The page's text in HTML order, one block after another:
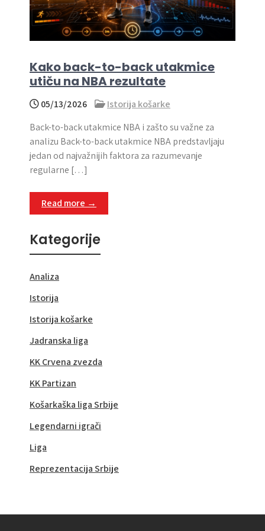
Kako back-to-back utakmice
utiču na NBA rezultate
05/13/2026
Istorija košarke
Back-to-back utakmice NBA i zašto su važne za
analizu Back-to-back utakmice NBA predstavljaju
jedan od najvažnijih faktora za razumevanje
regularne […]
Read more →
Kategorije
Analiza
Istorija
Istorija košarke
Jadranska liga
KK Crvena zvezda
KK Partizan
Košarkaška liga Srbije
Legendarni igrači
Liga
Reprezentacija Srbije